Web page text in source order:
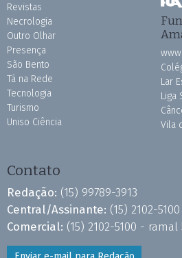
Revistas
Necrologia
Outro Olhar
Presença
São Bento
Tá na Rede
Tecnologia
Turismo
Uniso Ciência
Lar
Liga
Vila
Contato
Redação: (15) 99789-3913
Central/Assinante: (15) 2102-
Comercial: (15) 2102-5100 - ramal